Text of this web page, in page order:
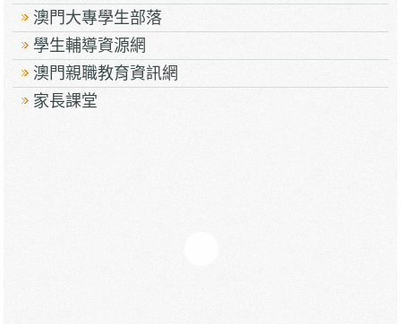
澳門大專學生部落
學生輔導資源網
澳門親職教育資訊網
家長課堂